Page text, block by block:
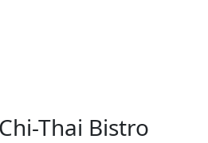
Thai Bistro